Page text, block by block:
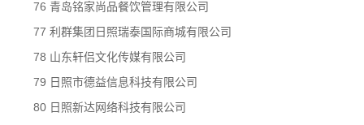
76 青岛铭家尚品餐饮管理有限公司
77 利群集团日照瑞泰国际商城有限公司
78 山东轩侣文化传媒有限公司
79 日照市德益信息科技有限公司
80 日照新达网络科技有限公司